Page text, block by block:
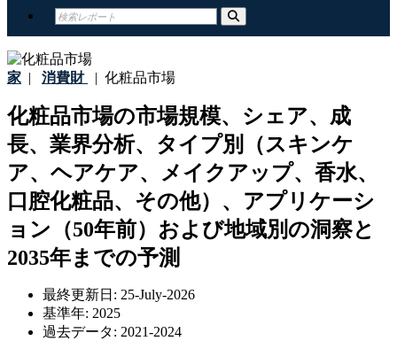
家 | 消費財 | 化粧品市場
化粧品市場の市場規模、シェア、成
長、業界分析、タイプ別（スキンケ
ア、ヘアケア、メイクアップ、香水、
口腔化粧品、その他）、アプリケーシ
ョン（50年前）および地域別の洞察と
2035年までの予測
最終更新日: 25-July-2026
基準年: 2025
過去データ: 2021-2024